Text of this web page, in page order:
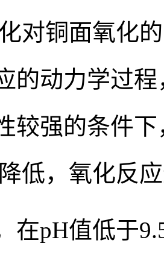
对铜面氧化
的动力学过
较强的条件
低，氧化反
在pH值低于